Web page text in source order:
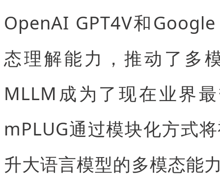
OpenAI GPT4V和
态理解能力，推动了多
MLLM成为了现在业界
mPLUG通过模块化方式
升大语言模型的多模态能